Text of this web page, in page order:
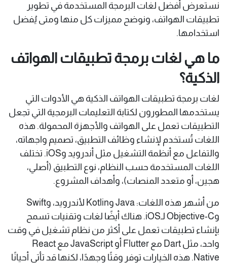
نستعرض أفضل لغات البرمجة المستخدمة في تطوير
تطبيقات الهواتف، ونوضح مميزات كل منها ومتى يُفضل
استخدامها.
ما هي لغات برمجة تطبيقات الهواتف
الذكية؟
لغات برمجة تطبيقات الهواتف الذكية هي الأدوات التي
يستخدمها المطورون لكتابة التعليمات البرمجية التي تجعل
التطبيقات تعمل على الهواتف والأجهزة المحمولة. هذه
اللغات تُستخدم لإنشاء وظائف التطبيق، تصميم واجهاته،
والتفاعل مع أنظمة التشغيل مثل أندرويد وiOS. تختلف
اللغات المستخدمة حسب النظام، نوع التطبيق (أصلي،
هجين، أو متعدد المنصات)، وأهداف المشروع.
من أشهر هذه اللغات: Java وKotlin لأندرويد، وSwift
وObjective-C لـiOS. هناك أيضًا لغات وتقنيات تسمح
بإنشاء تطبيقات تعمل على أكثر من نظام تشغيل في وقت
واحد، مثل Dart مع Flutter أو JavaScript مع React
Native. هذه الخيارات توفر وقتًا وجهدًا، لكنها قد تأتي أحيانًا